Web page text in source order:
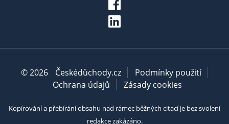
© 2026 Českédůchody.cz
Podmínky použití
Ochrana údajů
Zásady cookies
Kopírování a přebírání obsahu nad rámec běžných citací je bez svolení
redakce zakázáno.